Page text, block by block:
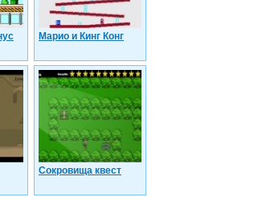
Марио и Кинг Конг
Сокровища квест